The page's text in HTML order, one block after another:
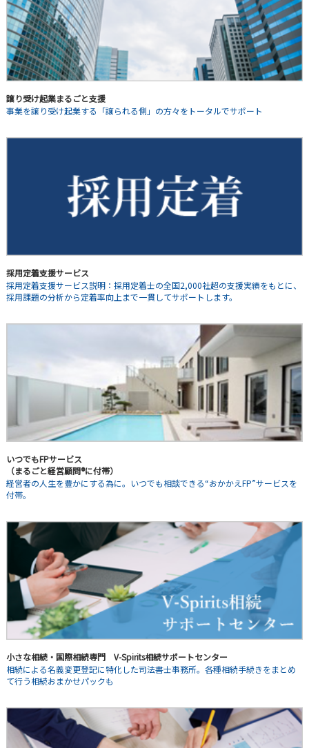
譲り受け起業まるごと支援
事業を譲り受け起業する「譲られる側」の方々をトータルでサポート
採用定着支援サービス
採用定着支援サービス説明：採用定着士の全国2,000社超の支援実績をもとに、
採用課題の分析から定着率向上まで一貫してサポートします。
いつでもFPサービス
（まるごと経営顧問®に付帯）
経営者の人生を豊かにする為に。いつでも相談できる“おかかえFP”サービスを
付帯。
小さな相続・国際相続専門 V-Spirits相続サポートセンター
相続による名義変更登記に特化した司法書士事務所。各種相続手続きをまとめ
て行う相続おまかせパックも